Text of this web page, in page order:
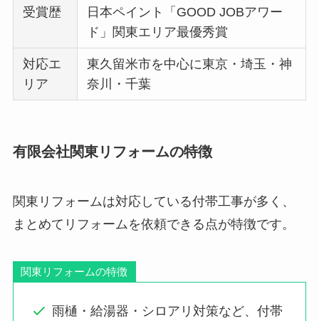
受賞歴
日本ペイント「GOOD JOBアワー
ド」関東エリア最優秀賞
対応エ
リア
東久留米市を中心に東京・埼玉・神
奈川・千葉
有限会社関東リフォームの特徴
関東リフォームは対応している付帯工事が多く、
まとめてリフォームを依頼できる点が特徴です。
関東リフォームの特徴
雨樋・給湯器・シロアリ対策など、付帯